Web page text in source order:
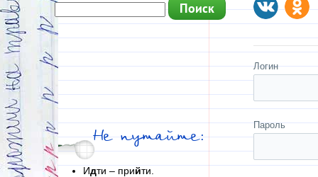
Не путайте:
Идти – прийти.
Логин
Пароль